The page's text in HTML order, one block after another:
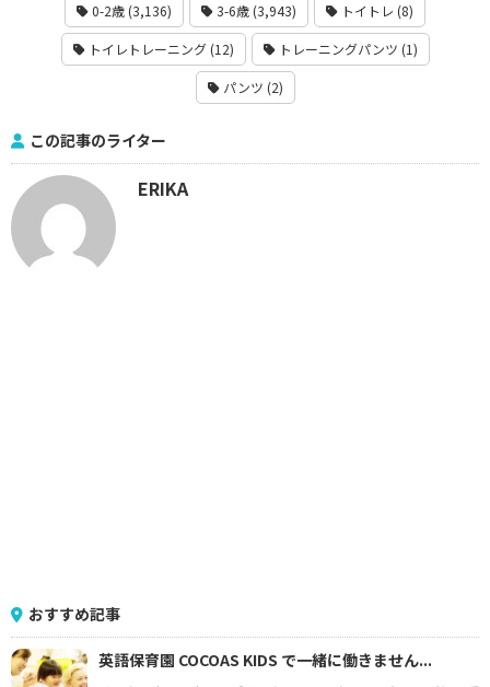
0-2歳 (3,136) 3-6歳 (3,943) トイトレ (8)
トイレトレーニング (12) トレーニングパンツ (1)
パンツ (2)
この記事のライター
ERIKA
おすすめ記事
英語保育園 COCOAS KIDS で一緒に働きません...